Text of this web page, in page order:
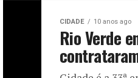
CIDADE 10 anos ago
Rio Verde